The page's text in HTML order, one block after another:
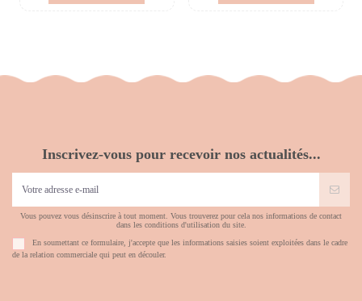
Inscrivez-vous pour recevoir nos actualités...
Vous pouvez vous désinscrire à tout moment. Vous trouverez pour cela nos informations de contact
dans les conditions d'utilisation du site.
En soumettant ce formulaire, j'accepte que les informations saisies soient exploitées dans le cadre
de la relation commerciale qui peut en découler.